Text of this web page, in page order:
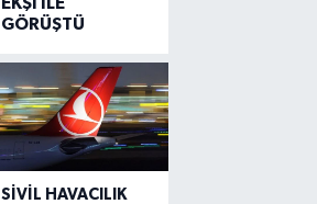
GÖRÜŞTÜ
SIVIL HAVACILIK